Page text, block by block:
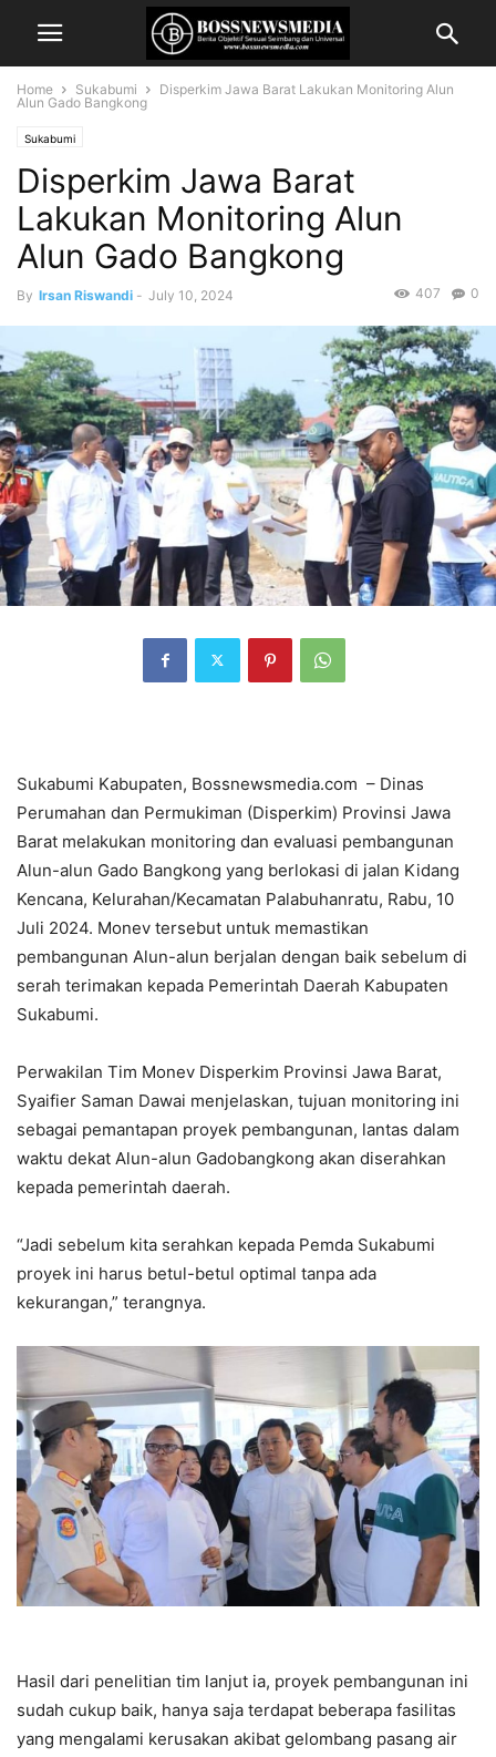
Home Sukabumi
Disperkim Jawa Barat Lakukan Monitoring Alun
Alun Gado Bangkong
Sukabumi
Disperkim Jawa Barat
Lakukan Monitoring Alun
Alun Gado Bangkong
By Irsan Riswandi - July 10, 2024 0
407
Sukabumi Kabupaten, Bossnewsmedia.com – Dinas
Perumahan dan Permukiman (Disperkim) Provinsi Jawa
Barat melakukan monitoring dan evaluasi pembangunan
Alun-alun Gado Bangkong yang berlokasi di jalan Kidang
Kencana, Kelurahan/Kecamatan Palabuhanratu, Rabu, 10
Juli 2024. Monev tersebut untuk memastikan
pembangunan Alun-alun berjalan dengan baik sebelum di
serah terimakan kepada Pemerintah Daerah Kabupaten
Sukabumi.
Perwakilan Tim Monev Disperkim Provinsi Jawa Barat,
Syaifier Saman Dawai menjelaskan, tujuan monitoring ini
sebagai pemantapan proyek pembangunan, lantas dalam
waktu dekat Alun-alun Gadobangkong akan diserahkan
kepada pemerintah daerah.
“Jadi sebelum kita serahkan kepada Pemda Sukabumi
proyek ini harus betul-betul optimal tanpa ada
kekurangan,” terangnya.
Hasil dari penelitian tim lanjut ia, proyek pembangunan ini
sudah cukup baik, hanya saja terdapat beberapa fasilitas
yang mengalami kerusakan akibat gelombang pasang air